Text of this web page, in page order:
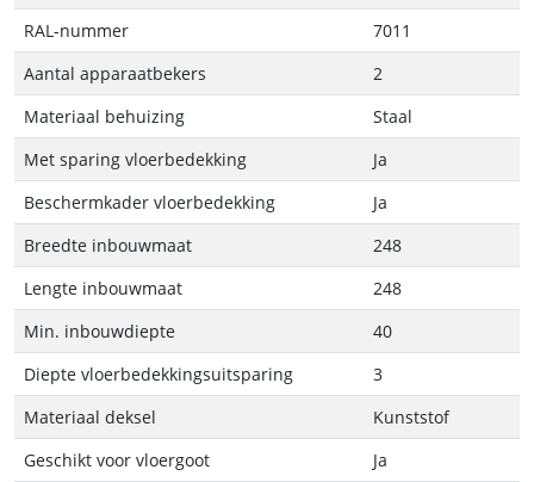
RAL-nummer
7011
Aantal apparaatbekers
2
Materiaal behuizing
Staal
Met sparing vloerbedekking
Ja
Beschermkader vloerbedekking
Ja
Breedte inbouwmaat
248
Lengte inbouwmaat
248
Min. inbouwdiepte
40
Diepte vloerbedekkingsuitsparing
3
Materiaal deksel
Kunststof
Geschikt voor vloergoot
Ja